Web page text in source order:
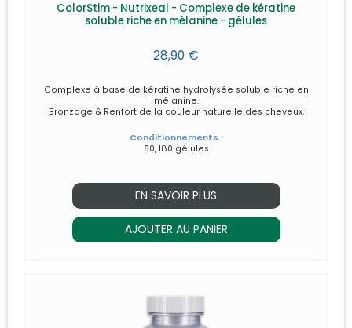
ColorStim - Nutrixeal - Complexe de kératine
soluble riche en mélanine - gélules
28,90 €
Complexe à base de kératine hydrolysée soluble riche en
mélanine.
Bronzage & Renfort de la couleur naturelle des cheveux.
Conditionnements :
60, 180 gélules
EN SAVOIR PLUS
AJOUTER AU PANIER